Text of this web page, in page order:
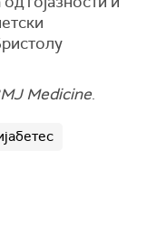
Medicine.